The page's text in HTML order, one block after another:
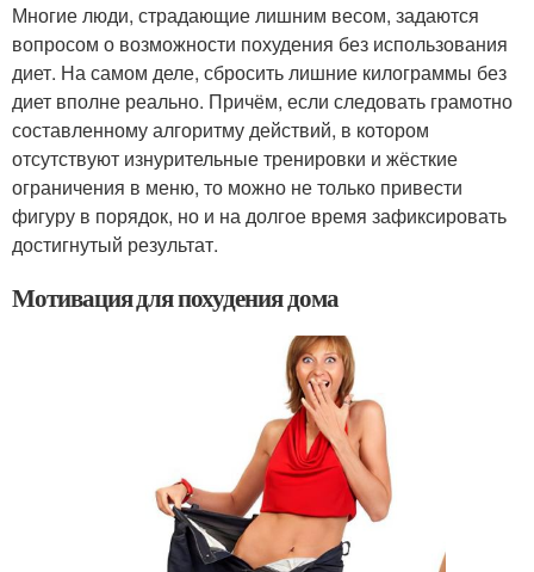
Многие люди, страдающие лишним весом, задаются
вопросом о возможности похудения без использования
диет. На самом деле, сбросить лишние килограммы без
диет вполне реально. Причём, если следовать грамотно
составленному алгоритму действий, в котором
отсутствуют изнурительные тренировки и жёсткие
ограничения в меню, то можно не только привести
фигуру в порядок, но и на долгое время зафиксировать
достигнутый результат.
Мотивация для похудения дома